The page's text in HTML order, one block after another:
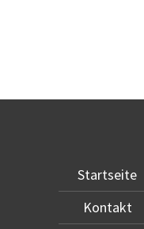
Startseite
Kontakt